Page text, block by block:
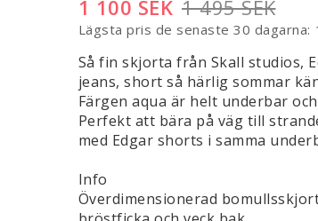
1 495 SEK
1 100 SEK
Lägsta pris de senaste 30 dagarna
Så fin skjorta från Skall studios,
jeans, short så härlig sommar
Färgen aqua är helt underbar
Perfekt att bära på väg till
med Edgar shorts i samma
Info
Överdimensionerad